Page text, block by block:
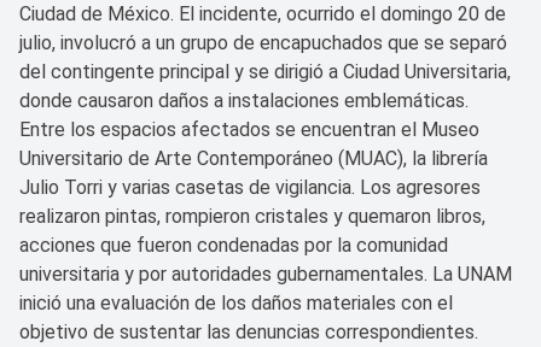
Ciudad de México. El incidente, ocurrido el domingo 20 de
julio, involucró a un grupo de encapuchados que se separó
del contingente principal y se dirigió a Ciudad Universitaria,
donde causaron daños a instalaciones emblemáticas.
Entre los espacios afectados se encuentran el Museo
Universitario de Arte Contemporáneo (MUAC), la librería
Julio Torri y varias casetas de vigilancia. Los agresores
realizaron pintas, rompieron cristales y quemaron libros,
acciones que fueron condenadas por la comunidad
universitaria y por autoridades gubernamentales. La UNAM
inició una evaluación de los daños materiales con el
objetivo de sustentar las denuncias correspondientes.